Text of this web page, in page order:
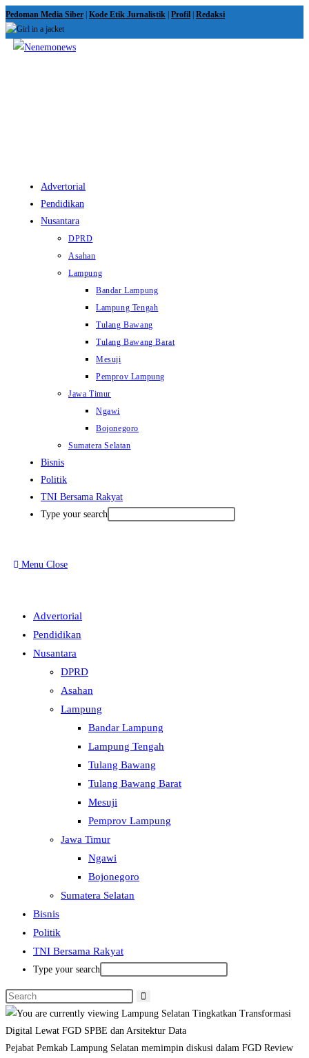
Skip
to
content
Pedoman Media Siber Kode Etik Jurnalistik Profil Redaksi
Advertorial
Pendidikan
Nusantara
DPRD
Asahan
Lampung
Bandar Lampung
Lampung Tengah
Tulang Bawang
Tulang Bawang Barat
Mesuji
Pemprov Lampung
Jawa Timur
Ngawi
Bojonegoro
Sumatera Selatan
Bisnis
Politik
TNI Bersama Rakyat
Type your search
Menu Close
Advertorial
Pendidikan
Nusantara
DPRD
Asahan
Lampung
Bandar Lampung
Lampung Tengah
Tulang Bawang
Tulang Bawang Barat
Mesuji
Pemprov Lampung
Jawa Timur
Ngawi
Bojonegoro
Sumatera Selatan
Bisnis
Politik
TNI Bersama Rakyat
Type your search
Pejabat Pemkab Lampung Selatan memimpin diskusi dalam FGD Review